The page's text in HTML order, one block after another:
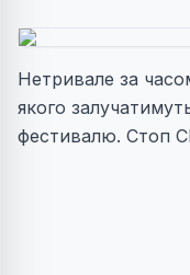
Нетривале за
якого
фестивалю. Стоп